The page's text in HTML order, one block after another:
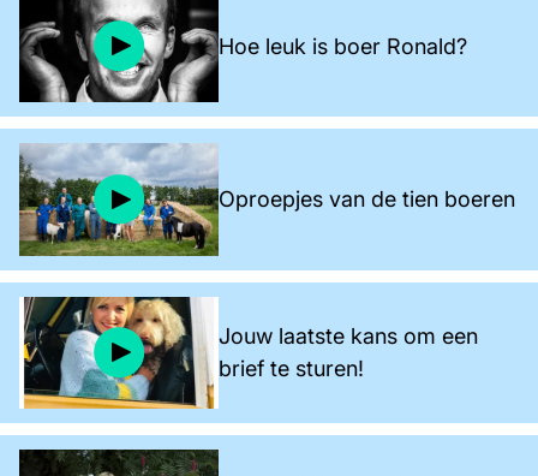
Hoe leuk is boer Ronald?
Oproepjes van de tien boeren
Jouw laatste kans om een
brief te sturen!